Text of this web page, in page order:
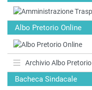
Albo Pretorio Online
Archivio Albo Pretorio
Bacheca Sindacale